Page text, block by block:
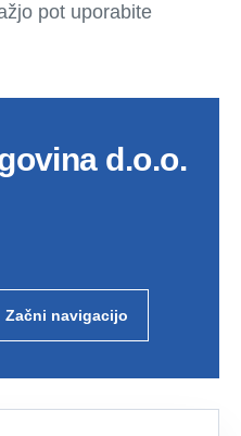
pot uporabite
d.o.o.
Začni navigacijo